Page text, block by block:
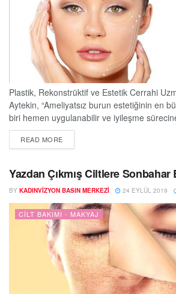
Plastik, Rekonstrüktif ve Estetik Cerrahi
Aytekin, “Ameliyatsız burun estetiğinin en
biri hemen uygulanabilir ve iyileşme
diye konuştu. Aytekin, geçici bir işlem
aralıklarla işlemin tekrarlanması gerektiğini
bulunduğunu belirten Plastik, Rekonstrüktif
Uzmanı...
READ MOREDETAILS
Yazdan Çıkmış Ciltlere Sonbahar
BY KADINVIZYON BASIN MERKEZI 24 EYLÜL 2019
CILT BAKIMI - MAKYAJ